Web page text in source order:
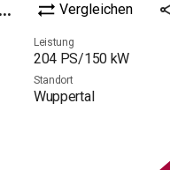
Vergleichen
Leistung
204 PS/150 kW
Standort
Wuppertal